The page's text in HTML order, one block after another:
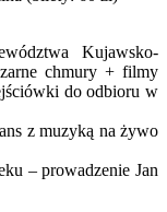
Kujawsko-
chmury + filmy
do odbioru w
z muzyką na żywo
– prowadzenie Jan